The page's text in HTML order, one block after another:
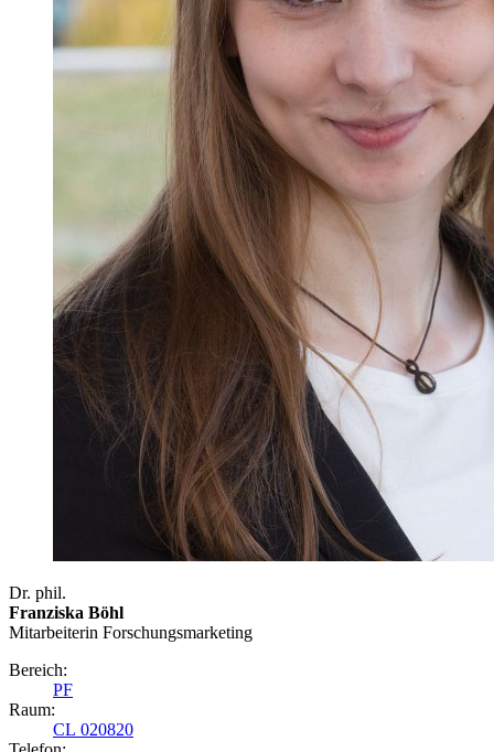
Dr. phil.
Franziska Böhl
Mitarbeiterin Forschungsmarketing
Bereich:
PF
Raum:
CL 020820